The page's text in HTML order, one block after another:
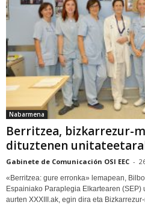
Nabarmena
Berritzea, bizkarrezur-
dituztenen
Gabinete de Comunicación OSI EEC -
«Berritzea: gure erronka» lemapean,
Espainiako Paraplegia Elkartearen
aurten XXXIII.ak, egin dira eta